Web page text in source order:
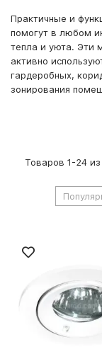
Практичные и
помогут в любом
тепла и уюта. Эти
активно
гардеробных,
зонирования
Товаров 1-24 из